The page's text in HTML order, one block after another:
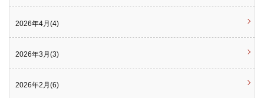
2026年4月(4)
2026年3月(3)
2026年2月(6)